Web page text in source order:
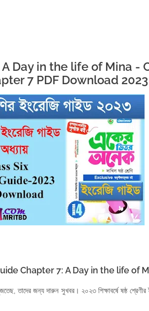
| A Day in the life of Mina
7 PDF Download 2023
Chapter 7: A Day in the life of
তাদের জন্য দারুন সুখবর। ২০২৩ শিক্ষাবর্ষে ষষ্ঠ